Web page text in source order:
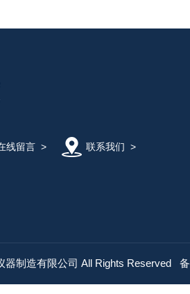
线留言> 联系我们 >
器制造有限公司 All Rights Reserved